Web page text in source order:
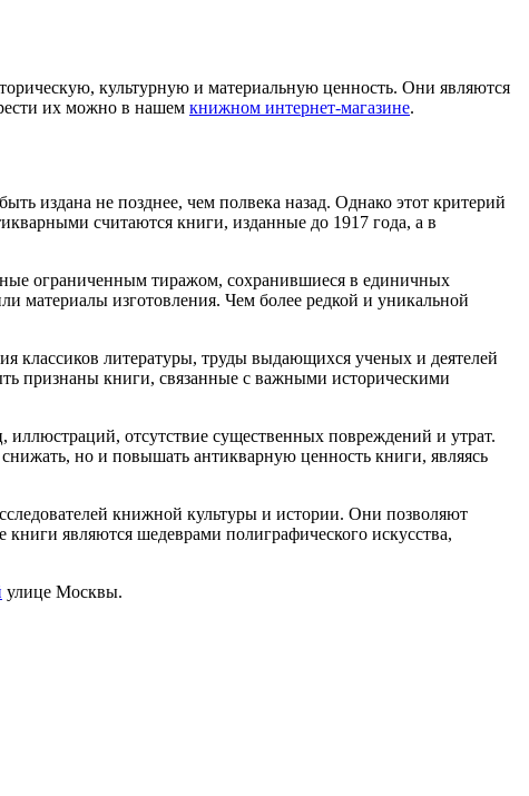
культурную и материальную ценность. Они являются
их можно в нашем книжном интернет-магазине.
издана не позднее, чем полвека назад. Однако этот критерий
считаются книги, изданные до 1917 года, а в
ограниченным тиражом, сохранившиеся в единичных
материалы изготовления. Чем более редкой и уникальной
классиков литературы, труды выдающихся ученых и деятелей
признаны книги, связанные с важными историческими
иллюстраций, отсутствие существенных повреждений и утрат.
но и повышать антикварную ценность книги, являясь
книжной культуры и истории. Они позволяют
являются шедеврами полиграфического искусства,
улице Москвы.